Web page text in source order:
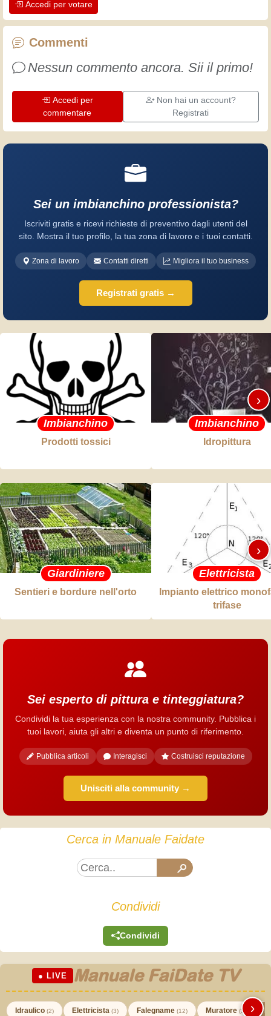
artigiani professionisti mettono nel loro
lavoro. Impariamo insieme, ogni giorno
è una occasione per migliorare. Buon
Accedi per votare
Commenti
Nessun commento ancora. Sii il primo!
Accedi per
commentare
Non hai un account?
Registrati
Sei un imbianchino professionista?
Iscriviti gratis e ricevi richieste di preventivo dagli utenti del
sito. Mostra il tuo profilo, la tua zona di lavoro e i tuoi contatti.
Zona di lavoro Contatti diretti Migliora il tuo business
Registrati gratis →
Imbianchino
Prodotti tossici
Imbianchino
Idropittura
›
Giardiniere
Sentieri e bordure nell'orto
Elettricista
Impianto elettrico
trifase
›
Sei esperto di pittura e tinteggiatura?
Condividi la tua esperienza con la nostra community. Pubblica i
tuoi lavori, aiuta gli altri e diventa un punto di riferimento.
Pubblica articoli Interagisci Costruisci reputazione
Unisciti alla community →
Cerca in Manuale Faidate
Condividi
Condividi
● LIVE Manuale FaiDate TV
Idraulico (2) Elettricista (3) Falegname (12) Muratore (3) ›